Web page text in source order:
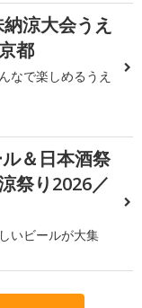
涼大会うえ
都
なで楽しめるうえ
＆日本酒祭
祭り2026／
いビールが大集